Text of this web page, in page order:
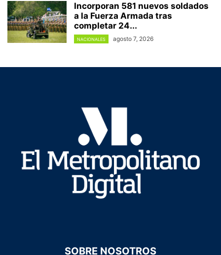
Incorporan 581 nuevos soldados
a la Fuerza Armada tras
completar 24...
NACIONALES agosto 7, 2026
SOBRE NOSOTROS